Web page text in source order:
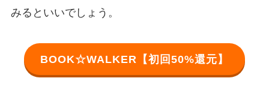
みるといいでしょう。
BOOK☆WALKER【初回50%還元】